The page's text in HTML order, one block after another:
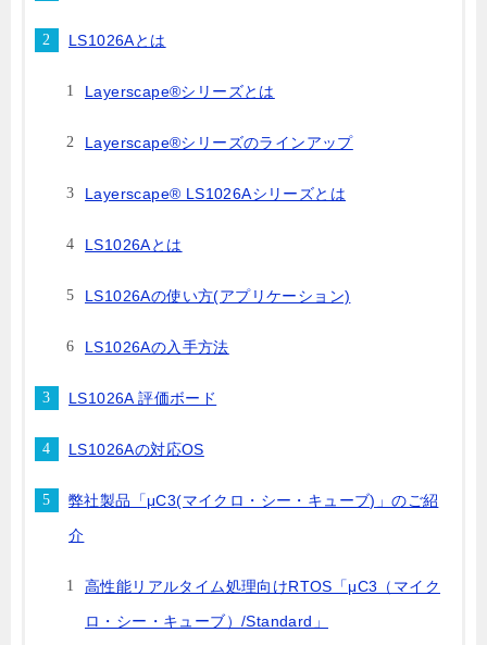
LS1026Aとは
Layerscape®シリーズとは
Layerscape®シリーズのラインアップ
Layerscape® LS1026Aシリーズとは
LS1026Aとは
LS1026Aの使い方(アプリケーション)
LS1026Aの入手方法
LS1026A 評価ボード
LS1026Aの対応OS
弊社製品「μC3(マイクロ・シー・キューブ)」のご紹
介
高性能リアルタイム処理向けRTOS「μC3（マイク
ロ・シー・キューブ）/Standard」